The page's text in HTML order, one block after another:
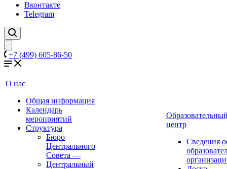
Вконтакте
Telegram
+7 (499) 605-86-50
О нас
Общая информация
Календарь
мероприятий
Структура
Бюро
Центрального
Совета —
Центральный
центр
Сведения